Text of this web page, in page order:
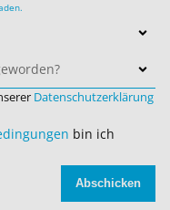
Datenschutzerklärung
bin ich
Abschicken